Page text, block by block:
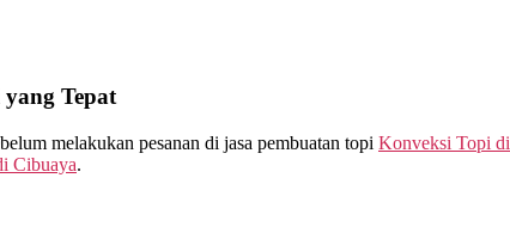
Tepat
melakukan pesanan di jasa pembuatan topi Konveksi Topi di
Cibuaya.